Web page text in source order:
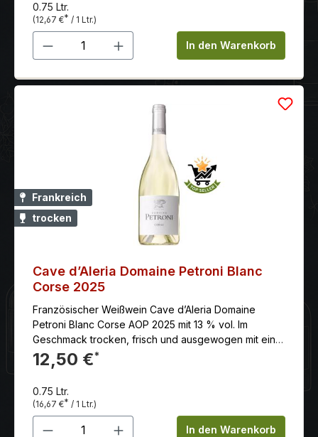
0.75 Ltr.
(12,67 €* / 1 Ltr.)
Produkt Anzahl: Gib denIn den Warenkorb
Frankreich
trocken
Cave d’Aleria Domaine Petroni Blanc
Corse 2025
Französischer Weißwein Cave d’Aleria Domaine
Petroni Blanc Corse AOP 2025 mit 13 % vol. Im
Geschmack trocken, frisch und ausgewogen mit einer
schönen mineralischen Note und Aromen exotischer
Früchte. Voll und lang im Abgang
12,50 €*
0.75 Ltr.
(16,67 €* / 1 Ltr.)
Produkt Anzahl: Gib denIn den Warenkorb